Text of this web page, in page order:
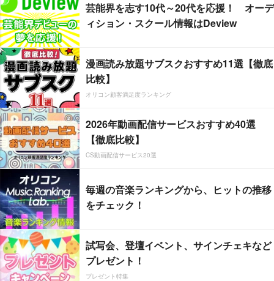
芸能界を志す10代～20代を応援！ オーデ
ィション・スクール情報はDeview
漫画読み放題サブスクおすすめ11選【徹底
比較】
オリコン顧客満足度ランキング
2026年動画配信サービスおすすめ40選
【徹底比較】
CS動画配信サービス20選
毎週の音楽ランキングから、ヒットの推移
をチェック！
試写会、登壇イベント、サインチェキなど
プレゼント！
プレゼント特集